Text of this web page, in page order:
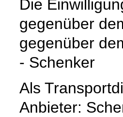
Die
gegenüber
gegenüber
- Schenker
Als
Anbieter: